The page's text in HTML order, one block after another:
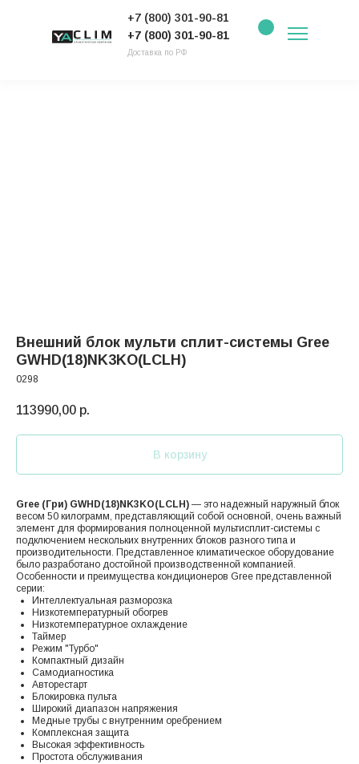
Доставка по РФ
+7 (800) 301-90-81
+7 (800) 301-90-81
Внешний блок мульти сплит-системы Gree
GWHD(18)NK3KO(LCLH)
0298
113990,00 р.
В корзину
Gree (Гри) GWHD(18)NK3KO(LCLH) — это надежный наружный блок
весом 50 килограмм, представляющий собой основной, очень важный
элемент для формирования полноценной мультисплит-системы с
подключением нескольких внутренних блоков разного типа и
производительности. Представленное климатическое оборудование
было разработано достойной производственной компанией.
Особенности и преимущества кондиционеров Gree представленной
серии:
Интеллектуальная разморозка
Низкотемпературный обогрев
Низкотемпературное охлаждение
Таймер
Режим "Турбо"
Компактный дизайн
Самодиагностика
Авторестарт
Блокировка пульта
Широкий диапазон напряжения
Медные трубы с внутренним оребрением
Комплексная защита
Высокая эффективность
Простота обслуживания